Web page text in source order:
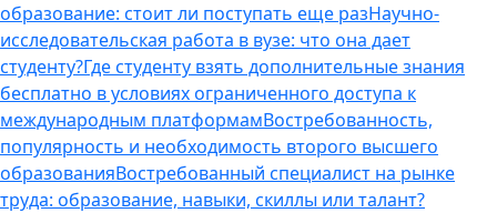
образование: стоит ли поступать еще разНаучно-
исследовательская работа в вузе: что она дает
студенту?Где студенту взять дополнительные знания
бесплатно в условиях ограниченного доступа к
международным платформамВостребованность,
популярность и необходимость второго высшего
образованияВостребованный специалист на рынке
труда: образование, навыки, скиллы или талант?